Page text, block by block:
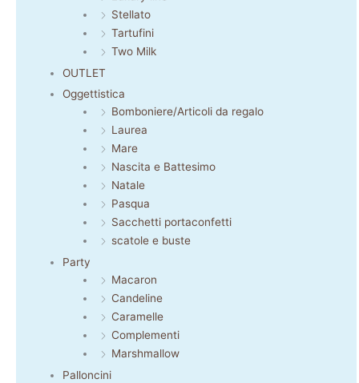
Stellato
Tartufini
Two Milk
OUTLET
Oggettistica
Bomboniere/Articoli da regalo
Laurea
Mare
Nascita e Battesimo
Natale
Pasqua
Sacchetti portaconfetti
scatole e buste
Party
Macaron
Candeline
Caramelle
Complementi
Marshmallow
Palloncini